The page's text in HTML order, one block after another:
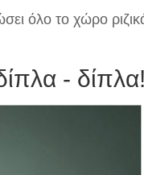
όλο το χώρο
- δίπλα!